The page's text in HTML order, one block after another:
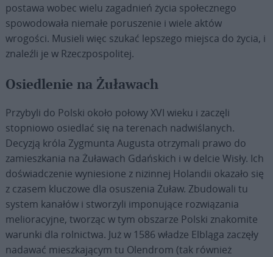
postawa wobec wielu zagadnień życia społecznego
spowodowała niemałe poruszenie i wiele aktów
wrogości. Musieli więc szukać lepszego miejsca do życia, i
znaleźli je w Rzeczpospolitej.
Osiedlenie na Żuławach
Przybyli do Polski około połowy XVI wieku i zaczęli
stopniowo osiedlać się na terenach nadwiślanych.
Decyzją króla Zygmunta Augusta otrzymali prawo do
zamieszkania na Żuławach Gdańskich i w delcie Wisły. Ich
doświadczenie wyniesione z nizinnej Holandii okazało się
z czasem kluczowe dla osuszenia Żuław. Zbudowali tu
system kanałów i stworzyli imponujące rozwiązania
melioracyjne, tworząc w tym obszarze Polski znakomite
warunki dla rolnictwa. Już w 1586 władze Elbląga zaczęły
nadawać mieszkającym tu Olendrom (tak również